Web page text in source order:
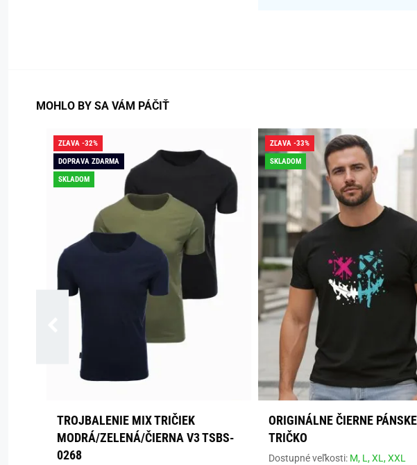
MOHLO BY SA VÁM PÁČIŤ
ZĽAVA -32%
DOPRAVA ZDARMA
SKLADOM
TROJBALENIE MIX TRIČIEK
MODRÁ/ZELENÁ/ČIERNA V3 TSBS-
0268
ZĽAVA -33%
SKLADOM
ORIGINÁLNE ČIERNE PÁNSKE
TRIČKO
Dostupné veľkosti: M, L,XL,XXL